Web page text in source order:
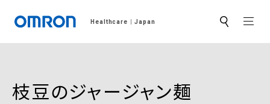
Healthcare Japan サ
ト
枝豆のジャージャン麺